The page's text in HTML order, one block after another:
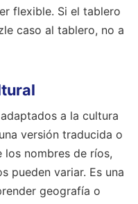
flexible. Si el tablero
caso al tablero, no a
a la cultura
versión traducida o
nombres de ríos,
pueden variar. Es una
geografía o